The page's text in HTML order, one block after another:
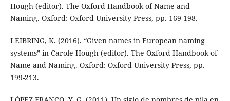
Hough (editor). The Oxford Handbook of Name and
Naming. Oxford: Oxford University Press, pp. 169-198.
LEIBRING, K. (2016). “Given names in European naming
systems” in Carole Hough (editor). The Oxford Handbook of
Name and Naming. Oxford: Oxford University Press, pp.
199-213.